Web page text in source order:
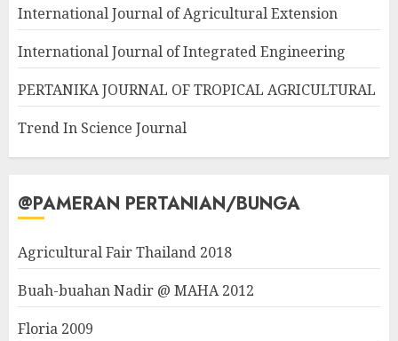
International Journal of Agricultural Extension
International Journal of Integrated Engineering
PERTANIKA JOURNAL OF TROPICAL AGRICULTURAL
Trend In Science Journal
@PAMERAN PERTANIAN/BUNGA
Agricultural Fair Thailand 2018
Buah-buahan Nadir @ MAHA 2012
Floria 2009